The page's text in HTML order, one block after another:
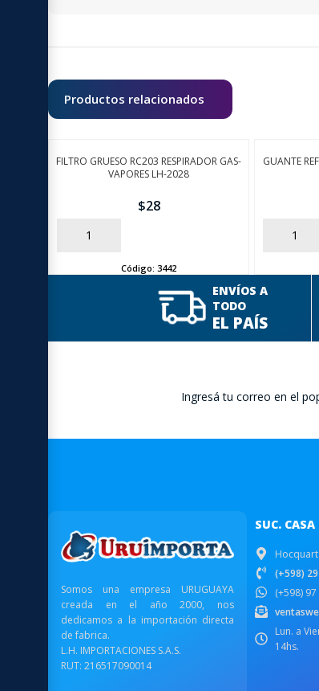
Productos relacionados
FILTRO GRUESO RC203 RESPIRADOR GAS-
VAPORES LH-2028
$28
AÑADIR
Código:3442
GUANTE
AÑADIR
ENVÍOS A
TODO
EL PAÍS
Ingresá tu correo en el
Somos una empresa URUGUAYA
creada en el año 2000, nos
dedicamos a la importación directa
de fabrica.
L.H. IMPORTACIONES S.A.S.
RUT: 216517090014
SUC.
(+598)
(+598)
Lun. a
14hs.